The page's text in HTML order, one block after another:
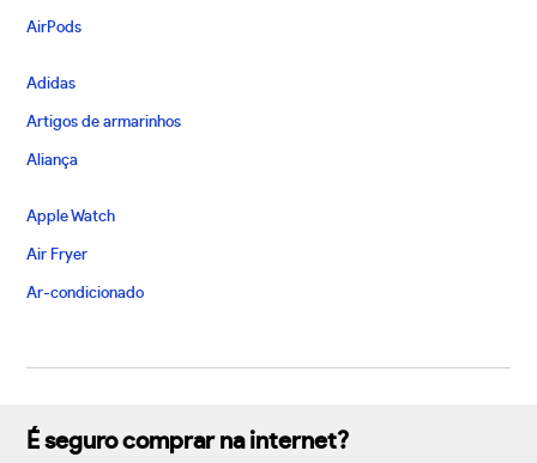
AirPods
Adidas
Artigos de armarinhos
Aliança
Apple Watch
Air Fryer
Ar-condicionado
É seguro comprar na internet?